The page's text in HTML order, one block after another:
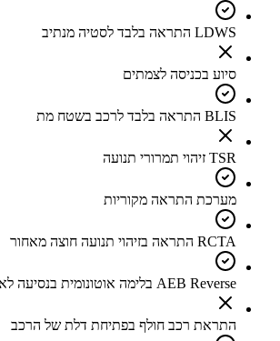
LDWS התראה בלבד לסטיה מנתיב
סיוע בכניסה לצמתים
BLIS התראה בלבד לרכב בשטח מת
TSR זיהוי תמרורי תנועה
מערכת התראה מקוריות
RCTA התראה בזיהוי תנועה חוצה מאחור
AEB Reverse בלימה אוטונומית בנסיעה לאחור
התראת רכב חולף בפתיחת דלת של הרכב